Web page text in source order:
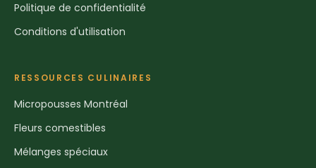
Politique de confidentialité
Conditions d'utilisation
RESSOURCES CULINAIRES
Micropousses Montréal
Fleurs comestibles
Mélanges spéciaux